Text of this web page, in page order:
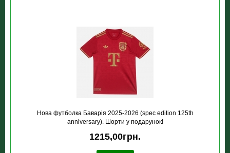
Нова футболка Баварія 2025-2026 (spec edition 125th
anniversary). Шорти у подарунок!
1215,00грн.